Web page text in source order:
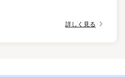
詳しく見る